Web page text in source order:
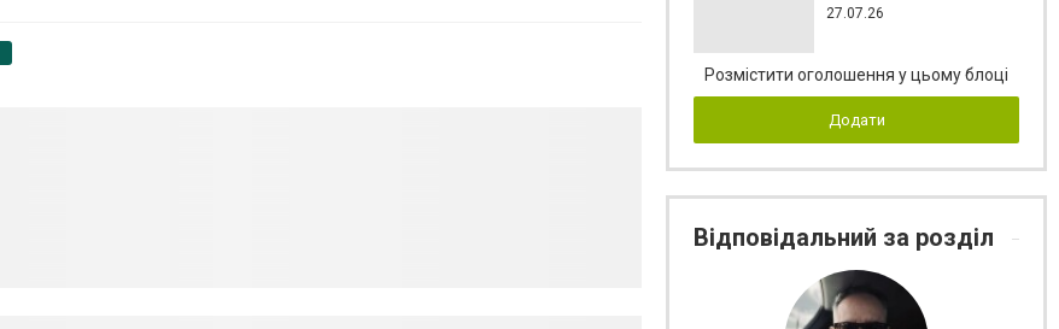
27.07.26
Розмістити оголошення у цьому блоці
Додати
Відповідальний за розділ